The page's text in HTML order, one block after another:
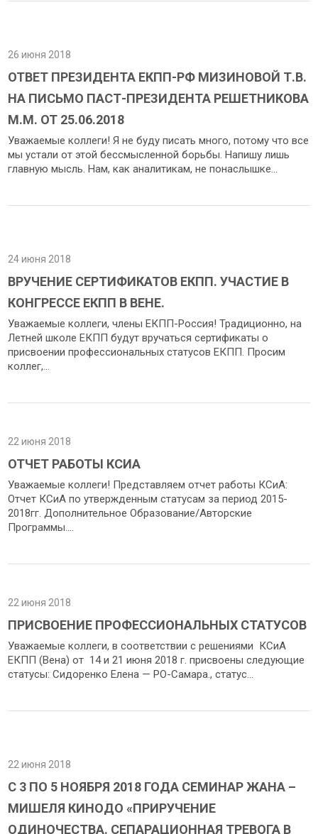
26 июня 2018
ОТВЕТ ПРЕЗИДЕНТА ЕКПП-РФ МИЗИНОВОЙ Т.В.
НА ПИСЬМО ПАСТ-ПРЕЗИДЕНТА РЕШЕТНИКОВА
М.М. ОТ 25.06.2018
Уважаемые коллеги! Я не буду писать много, потому что все
мы устали от этой бессмысленной борьбы. Напишу лишь
главную мысль. Нам, как аналитикам, не понаслышке...
24 июня 2018
ВРУЧЕНИЕ СЕРТИФИКАТОВ ЕКПП. УЧАСТИЕ В
КОНГРЕССЕ ЕКПП В ВЕНЕ.
Уважаемые коллеги, члены ЕКПП-Россия! Традиционно, на
Летней школе ЕКПП будут вручаться сертификаты о
присвоении профессиональных статусов ЕКПП. Просим
коллег,...
22 июня 2018
ОТЧЕТ РАБОТЫ КСИА
Уважаемые коллеги! Представляем отчет работы КСиА:
Отчет КСиА по утвержденным статусам за период 2015-
2018гг. Дополнительное Образование/Авторские
Программы....
22 июня 2018
ПРИСВОЕНИЕ ПРОФЕССИОНАЛЬНЫХ СТАТУСОВ
Уважаемые коллеги, в соответствии с решениями КСиА
ЕКПП (Вена) от 14 и 21 июня 2018 г. присвоены следующие
статусы: Сидоренко Елена — РО-Самара., статус...
22 июня 2018
С 3 ПО 5 НОЯБРЯ 2018 ГОДА СЕМИНАР ЖАНА –
МИШЕЛЯ КИНОДО «ПРИРУЧЕНИЕ
ОДИНОЧЕСТВА. СЕПАРАЦИОННАЯ ТРЕВОГА В